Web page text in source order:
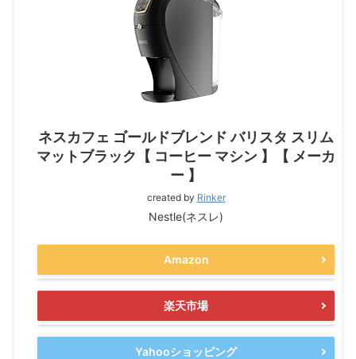
ネスカフェ ゴールドブレンド バリスタ スリム
マットブラック【 コーヒー マシン 】【 メーカ
ー 】
created by Rinker
Nestle(ネスレ)
Amazon
楽天市場
Yahooショッピング